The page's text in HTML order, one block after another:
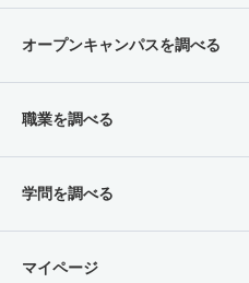
オープンキャンパスを調べる
職業を調べる
学問を調べる
マイページ